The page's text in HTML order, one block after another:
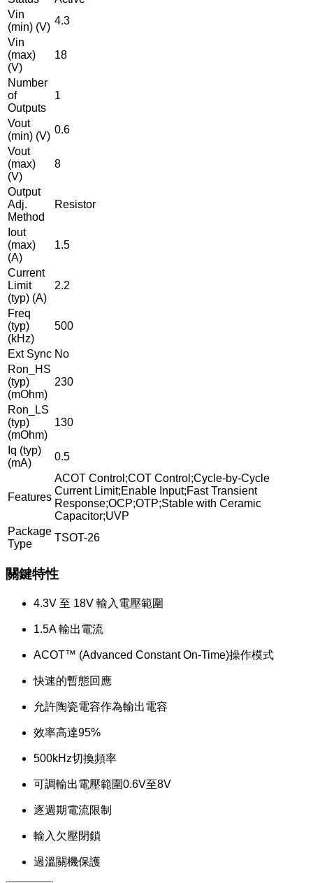
Vin
(min) (V)
4.3
Vin
(max)
(V)
18
Number
of
Outputs
1
Vout
(min) (V)
0.6
Vout
(max)
(V)
8
Output
Adj.
Method
Resistor
Iout
(max)
(A)
1.5
Current
Limit
(typ) (A)
2.2
Freq
(typ)
(kHz)
500
Ext Sync No
Ron_HS
(typ)
(mOhm)
230
Ron_LS
(typ)
(mOhm)
130
Iq (typ)
(mA)
0.5
Features
ACOT Control;COT Control;Cycle-by-Cycle
Current Limit;Enable Input;Fast Transient
Response;OCP;OTP;Stable with Ceramic
Capacitor;UVP
Package
Type
TSOT-26
關鍵特性
4.3V 至 18V 輸入電壓範圍
1.5A 輸出電流
ACOT™ (Advanced Constant On-Time)操作模式
快速的暫態回應
允許陶瓷電容作為輸出電容
效率高達95%
500kHz切換頻率
可調輸出電壓範圍0.6V至8V
逐週期電流限制
輸入欠壓閉鎖
過溫關機保護